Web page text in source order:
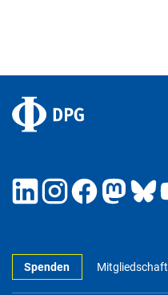
Spenden Mitgliedschaft